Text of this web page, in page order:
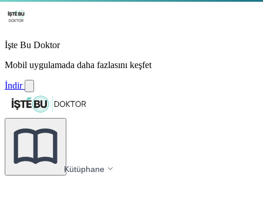
İşte Bu Doktor
Mobil uygulamada daha fazlasını keşfet
İndir
Kütüphane